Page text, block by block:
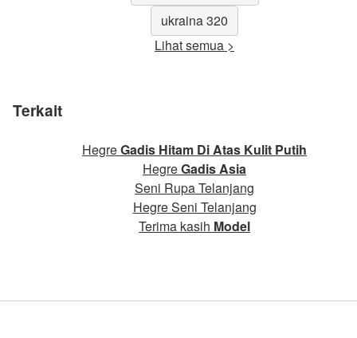
ukraina 320
Lihat semua >
Terkait
HegreGadis Hitam Di Atas Kulit Putih
HegreGadis Asia
Seni Rupa Telanjang
Hegre Seni Telanjang
Terima kasih Model